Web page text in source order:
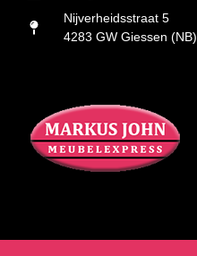
Nijverheidsstraat 5
4283 GW Giessen (NB)